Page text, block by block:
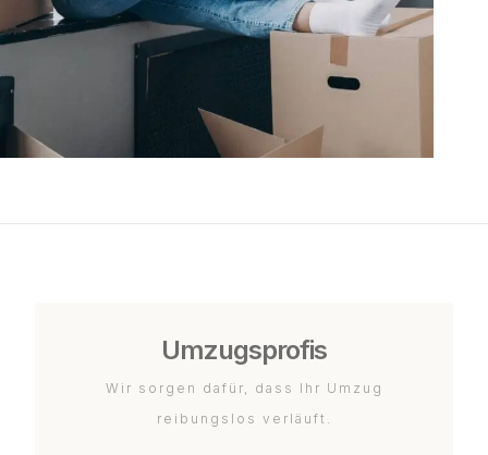
Umzugsprofis
Wir sorgen dafür, dass Ihr Umzug
reibungslos verläuft.